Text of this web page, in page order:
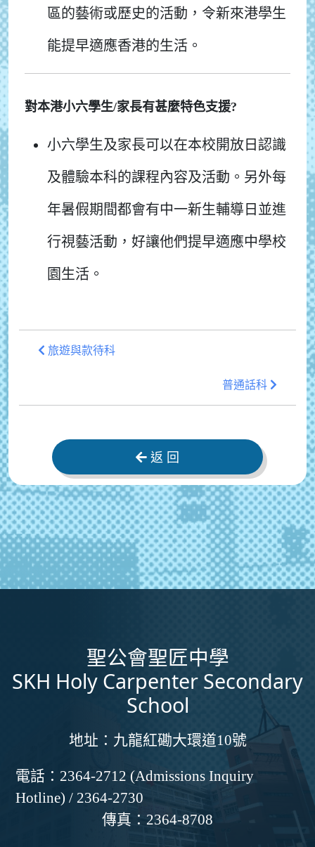
區的藝術或歷史的活動，令新來港學生
能提早適應香港的生活。
對本港小六學生/家長有甚麼特色支援?
小六學生及家長可以在本校開放日認識
及體驗本科的課程內容及活動。另外每
年暑假期間都會有中一新生輔導日並進
行視藝活動，好讓他們提早適應中學校
園生活。
旅遊與款待科
普通話科
返 回
聖公會聖匠中學
SKH Holy Carpenter Secondary
School
地址： 九龍紅磡大環道10號
電話： 2364-2712 (Admissions Inquiry
Hotline) / 2364-2730
傳真： 2364-8708